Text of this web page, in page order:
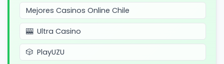
Mejores Casinos Online Chile
Ultra Casino
PlayUZU